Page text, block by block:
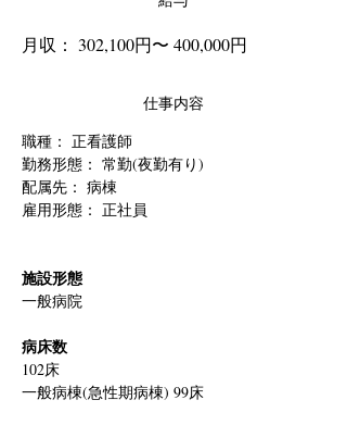
月収： 302,100円〜 400,000円
仕事内容
職種： 正看護師
勤務形態： 常勤(夜勤有り)
配属先： 病棟
雇用形態： 正社員
施設形態
一般病院
病床数
102床
一般病棟(急性期病棟) 99床